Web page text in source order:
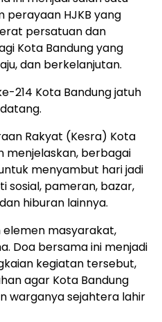
perayaan HJKB yang
persatuan dan
Kota Bandung yang
dan berkelanjutan.
214 Kota Bandung jatuh
Rakyat (Kesra) Kota
menjelaskan, berbagai
menyambut hari jadi
sosial, pameran, bazar,
hiburan lainnya.
elemen masyarakat,
Doa bersama ini menjadi
kegiatan tersebut,
agar Kota Bandung
warganya sejahtera lahir